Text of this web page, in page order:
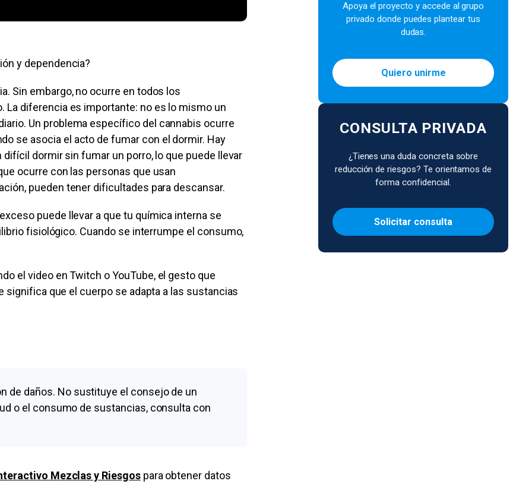
y dependencia?
Sin embargo, no ocurre en todos los
La diferencia es importante: no es lo mismo un
Un problema específico del cannabis ocurre
se asocia el acto de fumar con el dormir. Hay
dormir sin fumar un porro, lo que puede llevar
ocurre con las personas que usan
pueden tener dificultades para descansar.
puede llevar a que tu química interna se
fisiológico. Cuando se interrumpe el consumo,
el video en Twitch o YouTube, el gesto que
significa que el cuerpo se adapta a las sustancias
de daños. No sustituye el consejo de un
o el consumo de sustancias, consulta con
Mezclas y Riesgospara obtener datos
Apoya el proyecto y accede al grupo
privado donde puedes plantear tus
dudas.
Quiero unirme
CONSULTA PRIVADA
¿Tienes una duda concreta sobre
reducción de riesgos? Te orientamos de
forma confidencial.
Solicitar consulta